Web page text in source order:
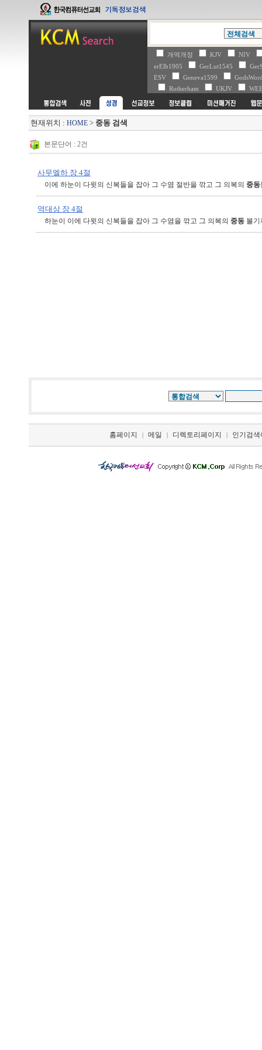
개역개정 KJV
NIV
erElb1905
GerLut1545
ESV
Geneva1599
Rotherham
UKJV
현재위치 : HOME > 중동 검색
본문단어 : 2건
사무엘하 장 4절
이에 하눈이 다윗의 신복들을 잡아 그 수염 절반을 깎고 그 의복의 중동
역대상 장 4절
하눈이 이에 다윗의 신복들을 잡아 그 수염을 깎고 그 의복의 중동 볼
홈페이지 | 메일 | 디렉토리페이지 | 인기검색